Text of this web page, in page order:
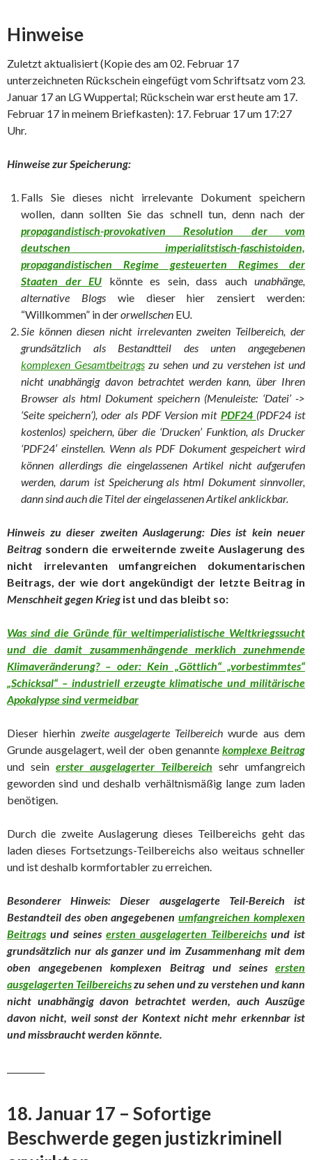
Hinweise
Zuletzt aktualisiert (Kopie des am 02. Februar 17
unterzeichneten Rückschein eingefügt vom Schriftsatz vom 23.
Januar 17 an LG Wuppertal; Rückschein war erst heute am 17.
Februar 17 in meinem Briefkasten): 17. Februar 17 um 17:27
Uhr.
Hinweise zur Speicherung:
Falls Sie dieses nicht irrelevante Dokument speichern
wollen, dann sollten Sie das schnell tun, denn nach der
propagandistisch-provokativen Resolution der vom
deutschen imperialitstisch-faschistoiden,
propagandistischen Regime gesteuerten Regimes der
Staaten der EU könnte es sein, dass auch unabhänge,
alternative Blogswie dieser hier zensiert werden:
“Willkommen” in derorwellschen EU.
Sie können diesen nicht irrelevanten zweiten Teilbereich, der
grundsätzlich als Bestandtteil des unten angegebenen
komplexen Gesamtbeitragszu sehen und zu verstehen ist und
nicht unabhängig davon betrachtet werden kann, über Ihren
Browser als html Dokument speichern (Menuleiste: ‘Datei’ ->
‘Seite speichern’), oder als PDF Version mit PDF24 (PDF24 ist
kostenlos) speichern, über die ‘Drucken’ Funktion, als Drucker
‘PDF24′ einstellen. Wenn als PDF Dokument gespeichert wird
können allerdings die eingelassenen Artikel nicht aufgerufen
werden, darum ist Speicherung als html Dokument sinnvoller,
dann sind auch die Titel der eingelassenen Artikel anklickbar.
Hinweis zu dieser zweiten Auslagerung: Dies ist kein neuer
Beitrag sondern die erweiternde zweite Auslagerung des
nicht irrelevanten umfangreichen dokumentarischen
Beitrags, der wie dort angekündigt der letzte Beitrag in
Menschheit gegen Krieg ist und das bleibt so:
Was sind die Gründe für weltimperialistische Weltkriegssucht
und die damit zusammenhängende merklich zunehmende
Klimaveränderung? – oder: Kein „Göttlich“ „vorbestimmtes“
„Schicksal“ – industriell erzeugte klimatische und militärische
Apokalypse sind vermeidbar
Dieser hierhin zweite ausgelagerte Teilbereich wurde aus dem
Grunde ausgelagert, weil der oben genannte komplexe Beitrag
und sein erster ausgelagerter Teilbereich sehr umfangreich
geworden sind und deshalb verhältnismäßig lange zum laden
benötigen.
Durch die zweite Auslagerung dieses Teilbereichs geht das
laden dieses Fortsetzungs-Teilbereichs also weitaus schneller
und ist deshalb kormfortabler zu erreichen.
Besonderer Hinweis: Dieser ausgelagerte Teil-Bereich ist
Bestandteil des oben angegebenenumfangreichen komplexen
Beitrags und seines ersten ausgelagerten Teilbereichs und ist
grundsätzlich nur als ganzer und im Zusammenhang mit dem
oben angegebenen komplexen Beitrag und seines ersten
ausgelagerten Teilbereichszu sehen und zu verstehen und kann
nicht unabhängig davon betrachtet werden, auch Auszüge
davon nicht, weil sonst der Kontext nicht mehr erkennbar ist
und missbraucht werden könnte.
18. Januar 17 – Sofortige
Beschwerde gegen justizkriminell